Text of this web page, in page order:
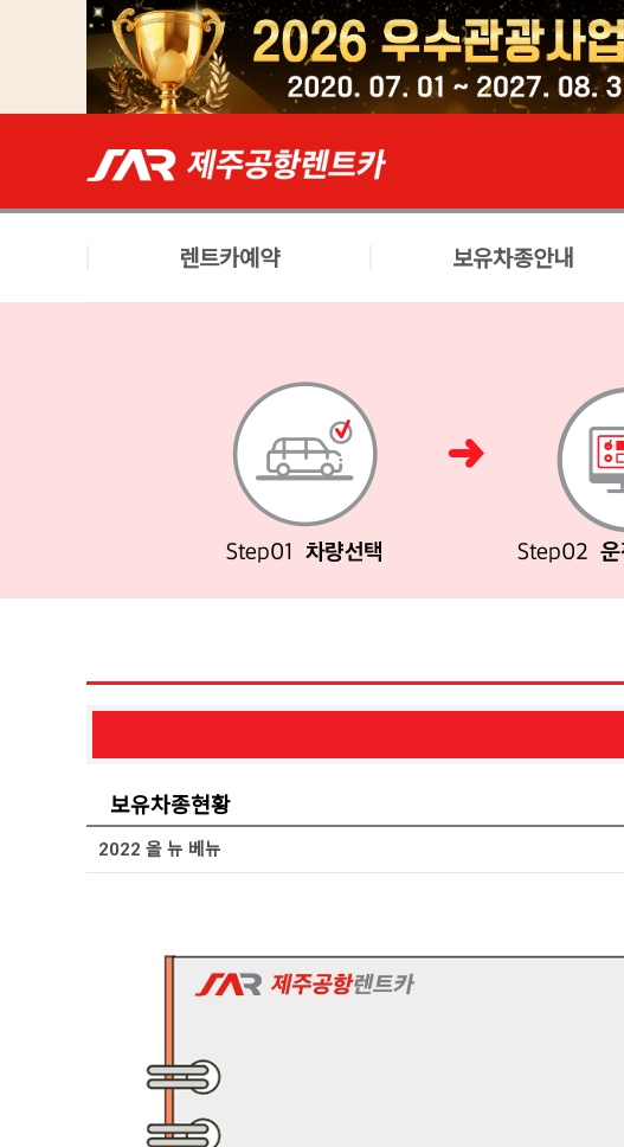
렌트카예약 보유차종안내
보유차종현황
2022 올 뉴 베뉴